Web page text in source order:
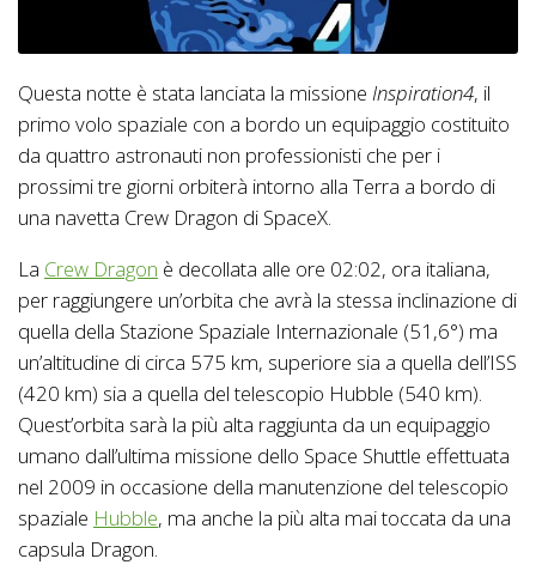
Questa notte è stata lanciata la missione Inspiration4, il
primo volo spaziale con a bordo un equipaggio costituito
da quattro astronauti non professionisti che per i
prossimi tre giorni orbiterà intorno alla Terra a bordo di
una navetta Crew Dragon di SpaceX.
La Crew Dragon è decollata alle ore 02:02, ora italiana,
per raggiungere un’orbita che avrà la stessa inclinazione di
quella della Stazione Spaziale Internazionale (51,6°) ma
un’altitudine di circa 575 km, superiore sia a quella dell’ISS
(420 km) sia a quella del telescopio Hubble (540 km).
Quest’orbita sarà la più alta raggiunta da un equipaggio
umano dall’ultima missione dello Space Shuttle effettuata
nel 2009 in occasione della manutenzione del telescopio
spaziale Hubble, ma anche la più alta mai toccata da una
capsula Dragon.